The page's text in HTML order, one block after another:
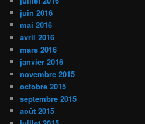
juin 2016
mai 2016
avril 2016
mars 2016
janvier 2016
novembre 2015
octobre 2015
septembre 2015
août 2015